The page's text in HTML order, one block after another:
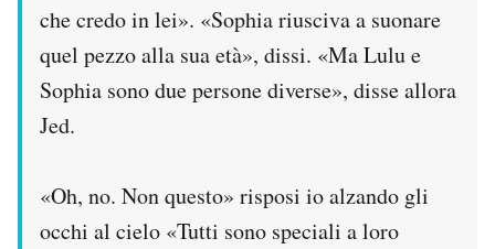
che credo in lei». «Sophia riusciva a suonare
quel pezzo alla sua età», dissi. «Ma Lulu e
Sophia sono due persone diverse», disse allora
Jed.
«Oh, no. Non questo» risposi io alzando gli
occhi al cielo «Tutti sono speciali a loro